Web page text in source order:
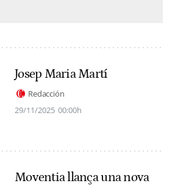
Josep Maria Martí
Redacción
29/11/2025 00:00h
Moventia llança una nova